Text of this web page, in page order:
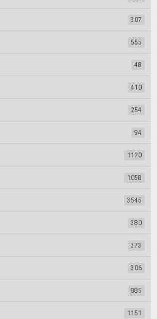
307
555
48
410
254
94
1120
1058
3545
380
373
306
885
1151